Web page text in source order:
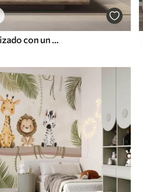
Paisaje vintage texturizado con un árbol cerca de un río y un cielo nublado, arte de la naturaleza en tonos sepia